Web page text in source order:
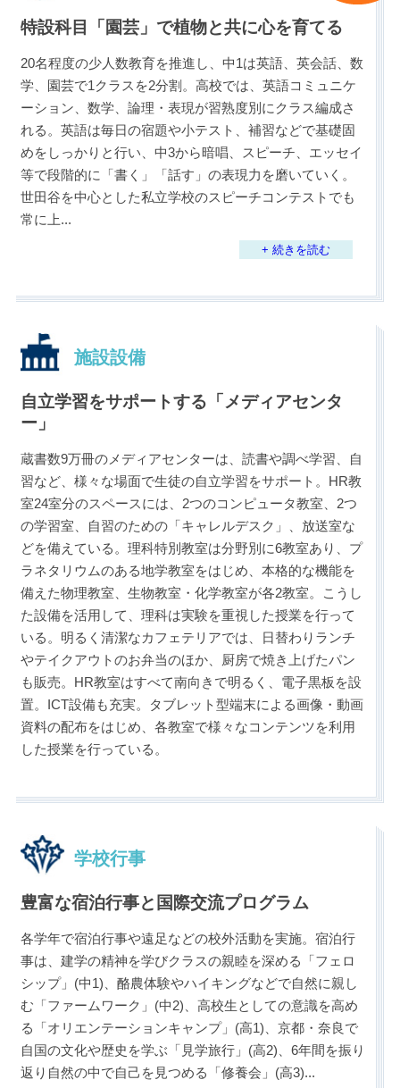
特設科目「園芸」で植物と共に心を育てる
20名程度の少人数教育を推進し、中1は英語、英会話、数
学、園芸で1クラスを2分割。高校では、英語コミュニケ
ーション、数学、論理・表現が習熟度別にクラス編成さ
れる。英語は毎日の宿題や小テスト、補習などで基礎固
めをしっかりと行い、中3から暗唱、スピーチ、エッセイ
等で段階的に「書く」「話す」の表現力を磨いていく。
世田谷を中心とした私立学校のスピーチコンテストでも
常に上...
+ 続きを読む
施設設備
自立学習をサポートする「メディアセンタ
ー」
蔵書数9万冊のメディアセンターは、読書や調べ学習、自
習など、様々な場面で生徒の自立学習をサポート。HR教
室24室分のスペースには、2つのコンピュータ教室、2つ
の学習室、自習のための「キャレルデスク」、放送室な
どを備えている。理科特別教室は分野別に6教室あり、プ
ラネタリウムのある地学教室をはじめ、本格的な機能を
備えた物理教室、生物教室・化学教室が各2教室。こうし
た設備を活用して、理科は実験を重視した授業を行って
いる。明るく清潔なカフェテリアでは、日替わりランチ
やテイクアウトのお弁当のほか、厨房で焼き上げたパン
も販売。HR教室はすべて南向きで明るく、電子黒板を設
置。ICT設備も充実。タブレット型端末による画像・動画
資料の配布をはじめ、各教室で様々なコンテンツを利用
した授業を行っている。
学校行事
豊富な宿泊行事と国際交流プログラム
各学年で宿泊行事や遠足などの校外活動を実施。宿泊行
事は、建学の精神を学びクラスの親睦を深める「フェロ
シップ」(中1)、酪農体験やハイキングなどで自然に親し
む「ファームワーク」(中2)、高校生としての意識を高め
る「オリエンテーションキャンプ」(高1)、京都・奈良で
自国の文化や歴史を学ぶ「見学旅行」(高2)、6年間を振り
返り自然の中で自己を見つめる「修養会」(高3)...